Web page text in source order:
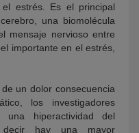
estrés. Es el principal
una biomolécula
mensaje nervioso entre
importante en el estrés,
un dolor consecuencia
los investigadores
una hiperactividad del
decir hay una mayor